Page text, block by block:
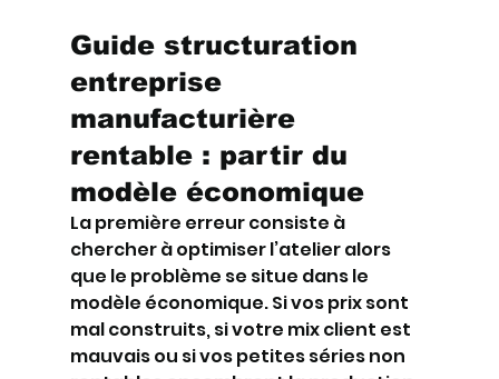
Guide structuration
entreprise
manufacturière
rentable : partir du
modèle économique
La première erreur consiste à
chercher à optimiser l’atelier alors
que le problème se situe dans le
modèle économique. Si vos prix sont
mal construits, si votre mix client est
mauvais ou si vos petites séries non